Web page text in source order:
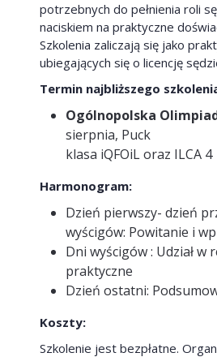
potrzebnych do pełnienia roli
naciskiem na praktyczne
Szkolenia zaliczają się jako
ubiegających się o licencję
Termin najbliższego
Ogólnopolska
sierpnia, Puck
klasa iQFOiL oraz ILCA 4
Harmonogram:
Dzień pierwszy- dzień
wyścigów: Powitanie i
Dni wyścigów : Udział w
praktyczne
Dzień ostatni:
Koszty:
Szkolenie jest bezpłatne.